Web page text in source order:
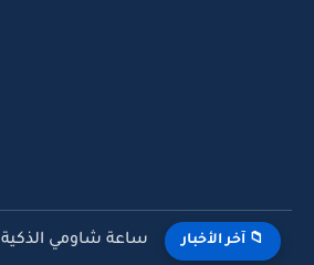
📁 آخر الأخبار ساعة شاومي الذكية Xiaomi Watch S1